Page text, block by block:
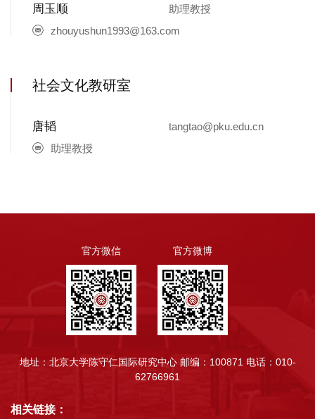
周玉顺
助理教授
zhouyushun1993@163.com
社会文化教研室
唐韬
tangtao@pku.edu.cn
助理教授
官方微信 官方微博
地址：北京大学陈守仁国际研究中心 邮编：100871 电话：010-
62766961
相关链接：